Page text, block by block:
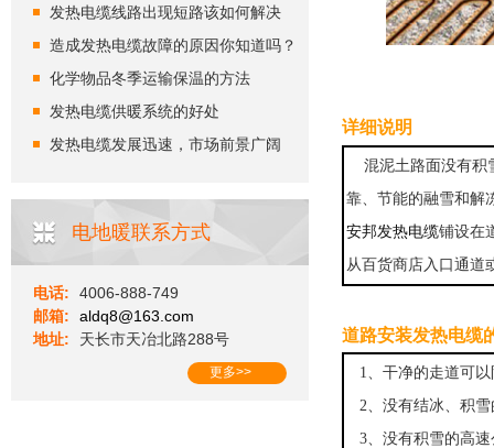
发热电缆线路出现短路该如何解决
造成发热电缆故障的原因你知道吗？
化学物品冬季运输保温的方法
发热电缆供暖系统的好处
发热电缆发展迅速，市场前景广阔
电地暖联系方式
电话:
4006-888-749
邮箱:
aldq8@163.com
地址:
天长市天冶北路288号
更多>>
详细说明
混泥土路面没有积
靠、节能的融雪和解
安邦发热电缆铺设在
从百货商店入口通道
道路安装发热电缆
1、干净的走道可
2、没有结冰、积雪
3、没有积雪的高速